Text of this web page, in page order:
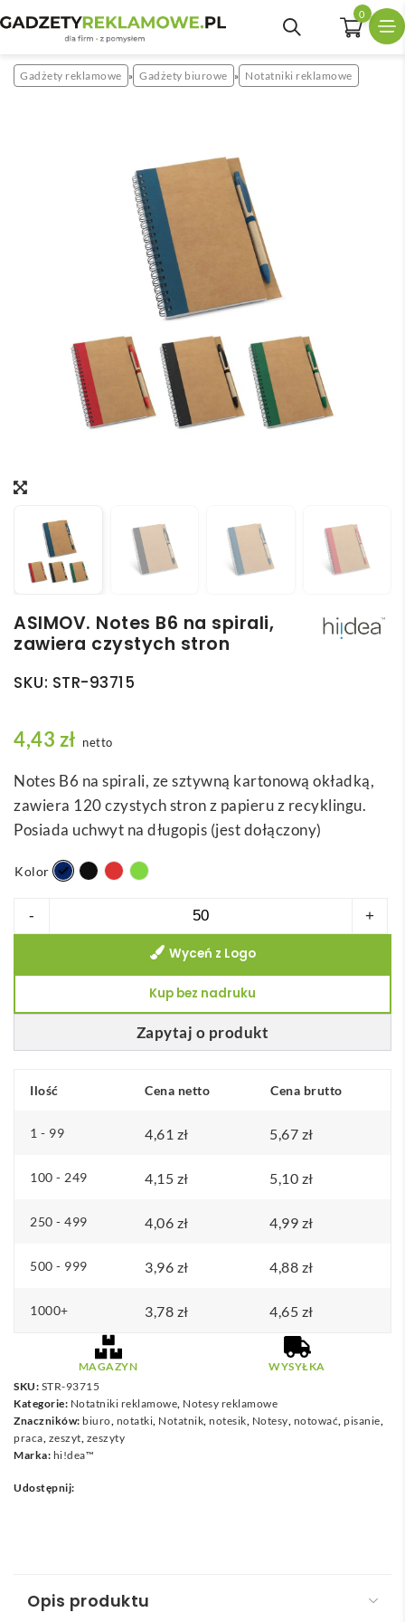
0
Gadżety reklamowe » Gadżety biurowe » Notatniki reklamowe
ASIMOV. Notes B6 na spirali,
zawiera czystych stron
SKU: STR-93715
4,43 zł netto
Notes B6 na spirali, ze sztywną kartonową okładką,
zawiera 120 czystych stron z papieru z recyklingu.
Posiada uchwyt na długopis (jest dołączony)
Kolor
-
ASIMOV.
zawiera
+
Zapytaj o produkt
Wyceń z Logo
Kup bez nadruku
Ilość Cena netto Cena brutto
1 - 99 4,61 zł 5,67 zł
100 - 249 4,15 zł 5,10 zł
250 - 499 4,06 zł 4,99 zł
500 - 999 3,96 zł 4,88 zł
1000+ 3,78 zł 4,65 zł
MAGAZYN
WYSYŁKA
SKU: STR-93715
Kategorie: Notatniki reklamowe, Notesy reklamowe
Znaczników: biuro, notatki, Notatnik, notesik, Notesy, notować, pisanie,
praca, zeszyt, zeszyty
Marka: hi!dea™
Udostępnij:
Opis produktu